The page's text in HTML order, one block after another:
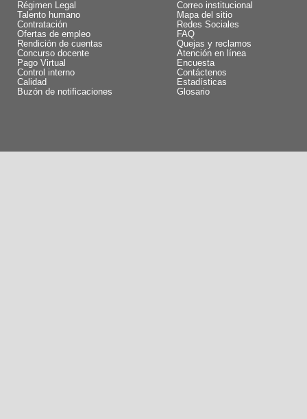
Régimen Legal
Talento humano
Contratación
Ofertas de empleo
Rendición de cuentas
Concurso docente
Pago Virtual
Control interno
Calidad
Buzón de notificaciones
Correo institucional
Mapa del sitio
Redes Sociales
FAQ
Quejas y reclamos
Atención en línea
Encuesta
Contáctenos
Estadísticas
Glosario